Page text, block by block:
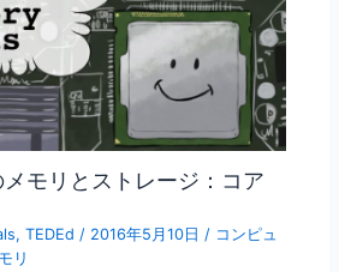
モリとストレージ：コア
,TEDEd / 2016年5月10日 / コンピュ
リ